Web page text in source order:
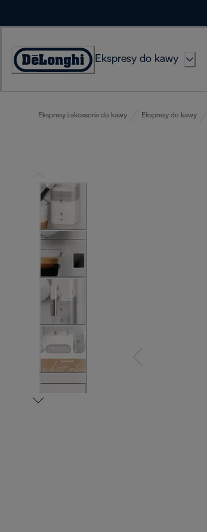
Deklaracja
Ekspresy do kawy
Ekspresy i akcesoria do kawy Ekspresy do kawy